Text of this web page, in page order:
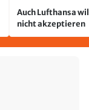
Auch Lufthansa
nicht akzeptieren